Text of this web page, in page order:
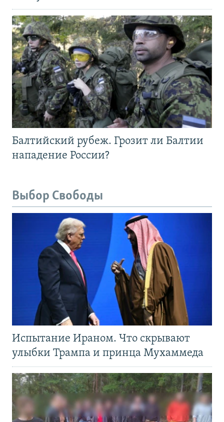
Балтийский рубеж. Грозит ли Балтии
нападение России?
Выбор Свободы
Испытание Ираном. Что скрывают
улыбки Трампа и принца Мухаммеда